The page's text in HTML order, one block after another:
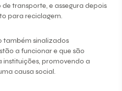
transporte, e assegura depois
para reciclagem.
também sinalizados
a funcionar e que são
instituições, promovendo a
causa social.